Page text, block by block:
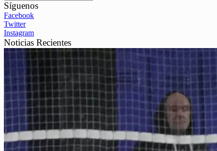
Síguenos
Facebook
Twitter
Instagram
Noticias Recientes